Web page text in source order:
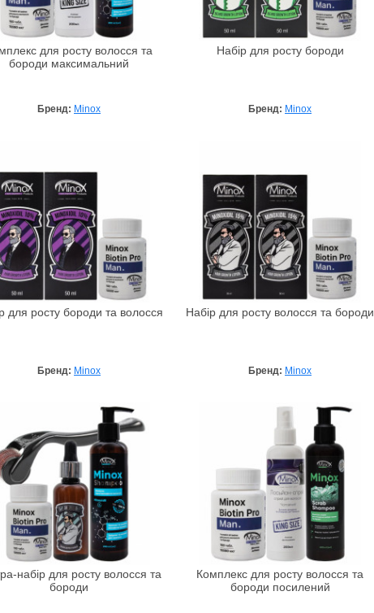
для росту волосся та
бороди максимальний
Бренд: Minox
Набір для росту бороди
Бренд: Minox
для росту бороди та волосся
Бренд: Minox
Набір для росту волосся та бороди
Бренд: Minox
набір для росту волосся та
бороди
Комплекс для росту волосся та
бороди посилений